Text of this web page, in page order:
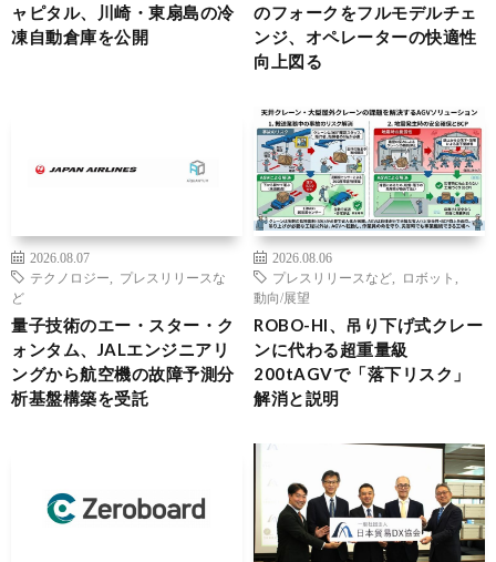
ャピタル、川崎・東扇島の冷
凍自動倉庫を公開
のフォークをフルモデルチェ
ンジ、オペレーターの快適性
向上図る
2026.08.07
テクノロジー
プレスリリースな
ど
量子技術のエー・スター・ク
ォンタム、JALエンジニアリ
ングから航空機の故障予測分
析基盤構築を受託
2026.08.06
プレスリリースなど
ロボット
動向/展望
ROBO-HI、吊り下げ式クレー
ンに代わる超重量級
200tAGVで「落下リスク」
解消と説明